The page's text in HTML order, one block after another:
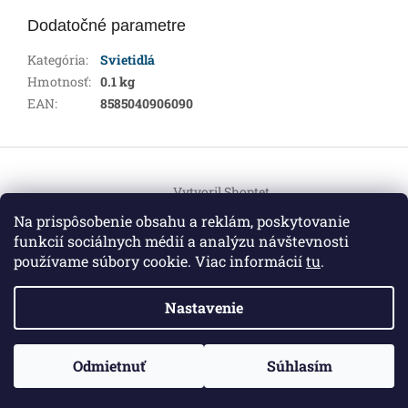
Na prispôsobenie obsahu a reklám, poskytovanie
funkcií sociálnych médií a analýzu návštevnosti
používame súbory cookie. Viac informáciítu.
Nastavenie
Odmietnuť Súhlasím
ZO ZDRAVOTNÝCH DÔVODOV BUDÚ VAŠE OBJEDNÁVKY
Dodatočné parametre
Kategória:
Svietidlá
Hmotnosť: 0.1 kg
EAN: 8585040906090
p
Vytvoril Shoptet
Copyright 2026HEMI Elektro. Všetky práva vyhradené.
Upraviť nastavenie cookies
Informácie pre vás
|Certifikáty| Kontakt|Obchodné
podmienky|GDPR